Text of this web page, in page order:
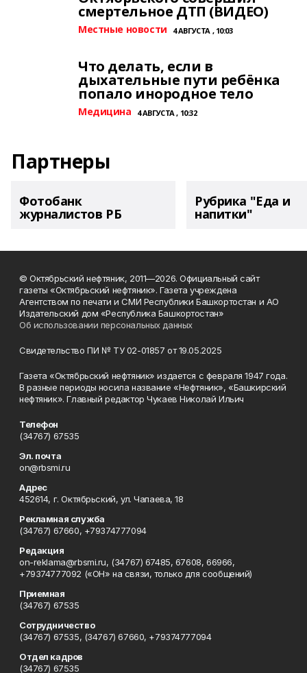
смертельное ДТП (ВИДЕО)
Местные новости 4 АВГУСТА , 10:03
Что делать, если в
дыхательные пути ребёнка
попало инородное тело
Медицина 4 АВГУСТА , 10:32
Партнеры
Фотобанк
журналистов РБ
Рубрика "Еда и
напитки"
© Октябрьский нефтяник, 2011—2026. Официальный сайт
газеты «Октябрьский нефтяник». Газета учреждена
Агентством по печати и СМИ Республики Башкортостан и АО
Издательский дом «Республика Башкортостан»
Об использовании персональных данных
Свидетельство ПИ № ТУ 02-01857 от 19.05.2025
Газета «Октябрьский нефтяник» издается с февраля 1947 года.
В разные периоды носила название «Нефтяник», «Башкирский
нефтяник». Главный редактор Чукаев Николай Ильич
Телефон
(34767) 67535
Эл. почта
on@rbsmi.ru
Адрес
452614, г. Октябрьский, ул. Чапаева, 18
Рекламная служба
(34767) 67660, +79374777094
Редакция
on-reklama@rbsmi.ru, (34767) 67485, 67608, 66966,
+79374777092 («ОН» на связи, только для сообщений)
Приемная
(34767) 67535
Сотрудничество
(34767) 67535, (34767) 67660, +79374777094
Отдел кадров
(34767) 67535